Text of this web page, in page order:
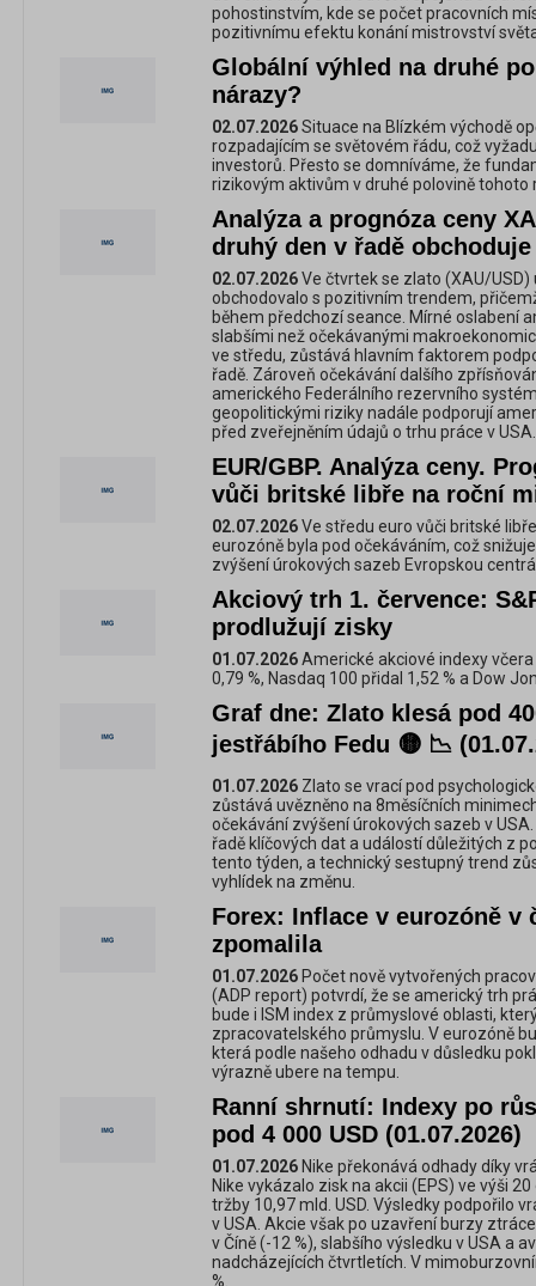
pohostinstvím, kde se počet pracovních
pozitivnímu efektu konání mistrovství
Globální výhled na druhé
nárazy?
02.07.2026Situace na Blízkém východě
rozpadajícím se světovém řádu, což
investorů. Přesto se domníváme, že
rizikovým aktivům v druhé polovině tohoto
Analýza a prognóza ceny
druhý den v řadě
02.07.2026Ve čtvrtek se zlato (XAU/USD)
obchodovalo s pozitivním trendem,
během předchozí seance. Mírné oslabení
slabšími než očekávanými
ve středu, zůstává hlavním faktorem
řadě. Zároveň očekávání dalšího
amerického Federálního rezervního
geopolitickými riziky nadále podporují
před zveřejněním údajů o trhu práce v USA.
EUR/GBP. Analýza ceny.
vůči britské libře na roční
02.07.2026Ve středu euro vůči britské
eurozóně byla pod očekáváním, což
zvýšení úrokových sazeb Evropskou
Akciový trh 1. července:
prodlužují zisky
01.07.2026Americké akciové indexy
0,79 %, Nasdaq 100 přidal 1,52 % a Dow
Graf dne: Zlato klesá pod
jestřábího Fedu 🟡 📉
01.07.2026 Zlato se vrací pod
zůstává uvězněno na 8měsíčních
očekávání zvýšení úrokových sazeb v
řadě klíčových dat a událostí důležitých z
tento týden, a technický sestupný trend
vyhlídek na změnu.
Forex: Inflace v eurozóně v
zpomalila
01.07.2026 Počet nově vytvořených
(ADP report) potvrdí, že se americký trh
bude i ISM index z průmyslové oblasti,
zpracovatelského průmyslu. V eurozóně
která podle našeho odhadu v důsledku
výrazně ubere na tempu.
Ranní shrnutí: Indexy po
pod 4 000 USD (01.07.2026)
01.07.2026 Nike překonává odhady díky
Nike vykázalo zisk na akcii (EPS) ve výši
tržby 10,97 mld. USD. Výsledky podpořilo
v USA. Akcie však po uzavření burzy
v Číně (-12 %), slabšího výsledku v USA a
nadcházejících čtvrtletích. V
%.